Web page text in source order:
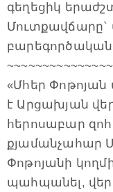
գեղեցիկ
Մուտքավճարը`
բարեգործական
«Մհեր Փոթոյան
է Արցախյան
հերոսաբար
քյամանչահար
Փոթոյանի
պահպանել,